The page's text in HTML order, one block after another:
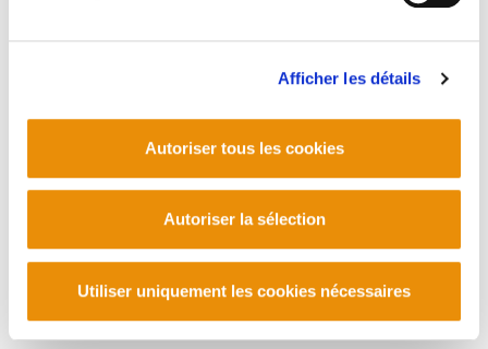
Afficher les détails
Autoriser tous les cookies
Autoriser la sélection
Utiliser uniquement les cookies nécessaires